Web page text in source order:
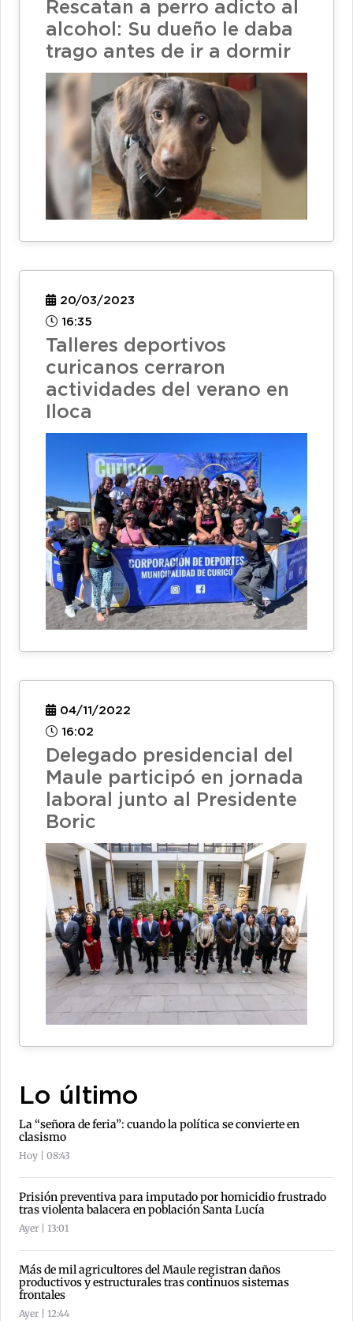
Rescatan a perro adicto al
alcohol: Su dueño le daba
trago antes de ir a dormir
20/03/2023
16:35
Talleres deportivos
curicanos cerraron
actividades del verano en
Iloca
04/11/2022
16:02
Delegado presidencial del
Maule participó en jornada
laboral junto al Presidente
Boric
Lo último
La “señora de feria”: cuando la política se convierte en
clasismo
Hoy | 08:43
Prisión preventiva para imputado por homicidio frustrado
tras violenta balacera en población Santa Lucía
Ayer | 13:01
Más de mil agricultores del Maule registran daños
productivos y estructurales tras continuos sistemas
frontales
Ayer | 12:44